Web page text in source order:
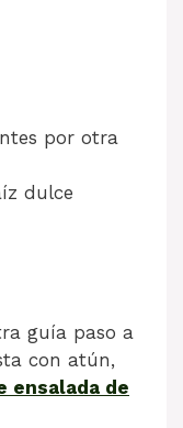
por otra
dulce
guía paso a
con atún,
ensalada de